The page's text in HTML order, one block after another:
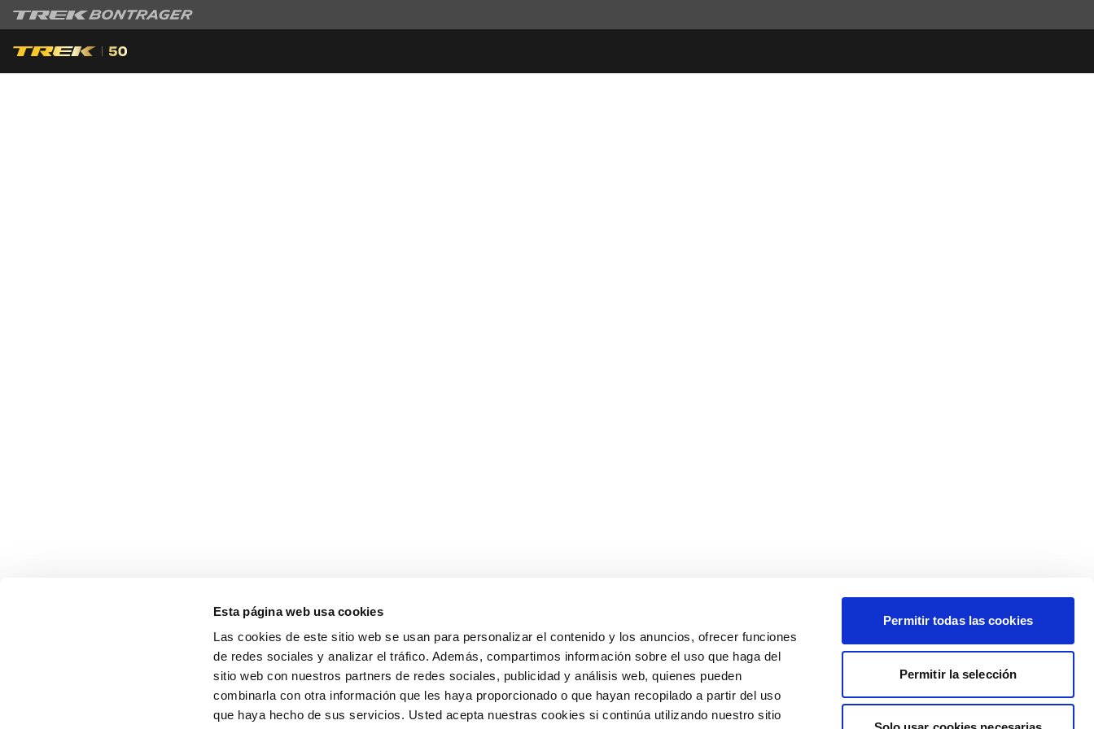
Esta página web usa cookies
Las cookies de este sitio web se usan para personalizar el contenido y los anuncios, ofrecer funciones
de redes sociales y analizar el tráfico. Además, compartimos información sobre el uso que haga del
sitio web con nuestros partners de redes sociales, publicidad y análisis web, quienes pueden
combinarla con otra información que les haya proporcionado o que hayan recopilado a partir del uso
que haya hecho de sus servicios. Usted acepta nuestras cookies si continúa utilizando nuestro sitio
Permitir todas las cookies
Permitir la selección